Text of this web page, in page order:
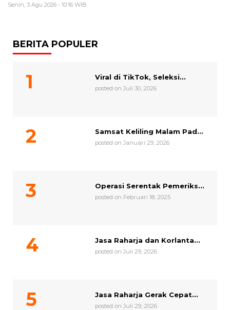
Senin, 3 Agu 2026 - 10:16 WIB
BERITA POPULER
Viral di TikTok, Seleksi...
posted on Juli 30, 2026
Samsat Keliling Malam Pad...
posted on Januari 29, 2026
Operasi Serentak Pemeriks...
posted on Februari 18, 2025
Jasa Raharja dan Korlanta...
posted on Juli 29, 2026
Jasa Raharja Gerak Cepat...
posted on Juli 29, 2026